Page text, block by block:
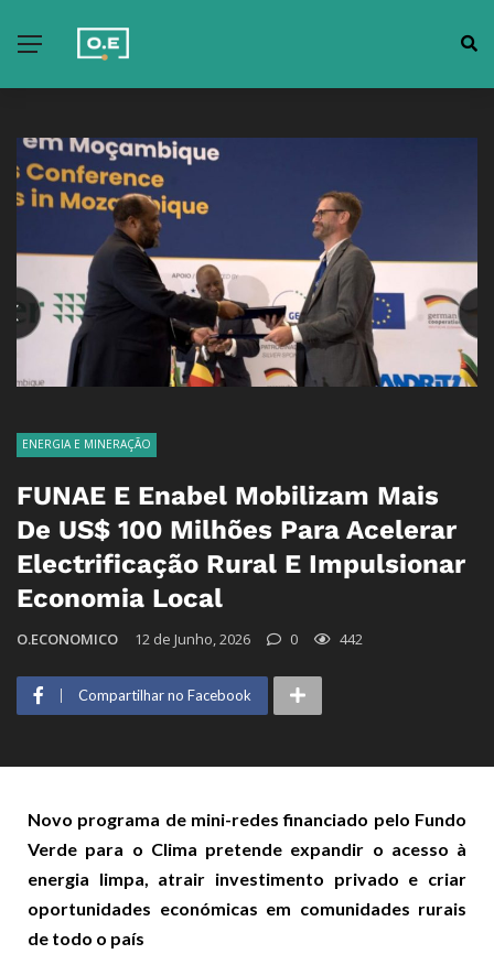
ENERGIA E MINERAÇÃO
FUNAE E Enabel Mobilizam Mais
De US$ 100 Milhões Para Acelerar
Electrificação Rural E Impulsionar
Economia Local
O.ECONOMICO 12 de Junho, 2026 0 442
Compartilhar no Facebook
Novo programa de mini-redes financiado pelo Fundo
Verde para o Clima pretende expandir o acesso à
energia limpa, atrair investimento privado e criar
oportunidades económicas em comunidades rurais
de todo o país